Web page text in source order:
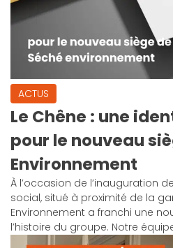
ACTUS
Le Chêne : une
pour le nouveau
Environnement
À l’occasion de l’inauguration
social, situé à proximité de la
Environnement a franchi une
l’histoire du groupe. Notre